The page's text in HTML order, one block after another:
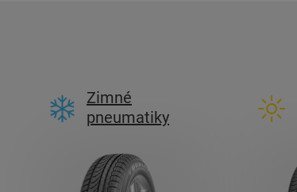
Zimné
pneumatiky